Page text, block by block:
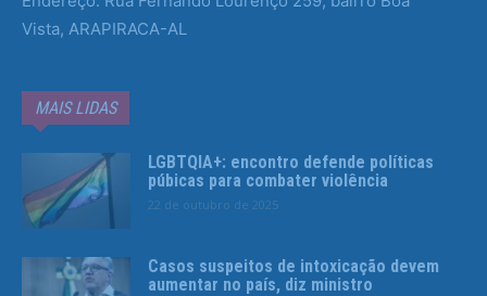
Vista, ARAPIRACA-AL
MAIS LIDAS
LGBTQIA+: encontro defende políticas
púbicas para combater violência
22 de outubro de 2025
Casos suspeitos de intoxicação devem
aumentar no país, diz ministro